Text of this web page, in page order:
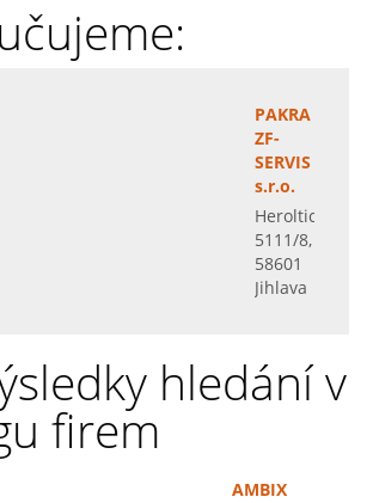
PAKRA
ZF-
SERVIS
s.r.o.
Heroltická
5111/8,
58601
Jihlava
hledání v
firem
AMBIX